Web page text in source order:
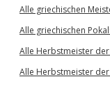
Alle griechischen
Alle griechischen
Alle Herbstmeister
Alle Herbstmeister